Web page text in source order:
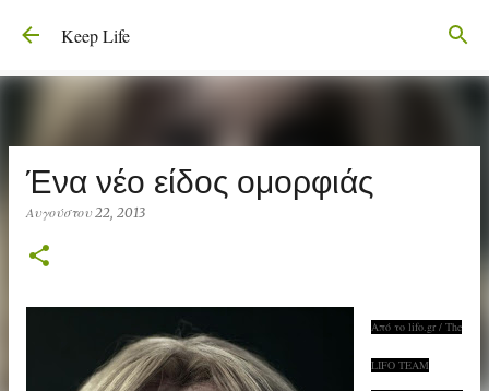
Μετάβαση στο κύριο περιεχόμενο
Keep Life
Ένα νέο είδος ομορφιάς
Αυγούστου 22, 2013
Από το lifo.gr / The
LIFO TEAM